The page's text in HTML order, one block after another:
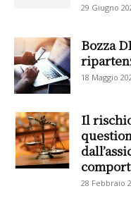
29 Giugno
Bozza
18 Maggio
Il
28 Febbraio